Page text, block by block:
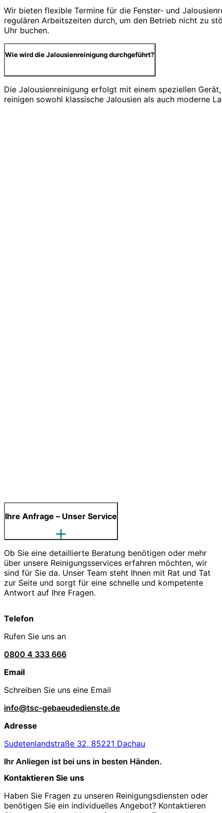
Wir bieten flexible Termine für die Fenster- und
regulären Arbeitszeiten durch, um den Betrieb nicht zu
Uhr buchen.
Wie wird die Jalousienreinigung durchgeführt?
Die Jalousienreinigung erfolgt mit einem speziellen
reinigen sowohl klassische Jalousien als auch moderne
Ihre Anfrage – Unser Service
Ob Sie eine detaillierte Beratung benötigen oder mehr
über unsere Reinigungsservices erfahren möchten, wir
sind für Sie da. Unser Team steht Ihnen mit Rat und Tat
zur Seite und sorgt für eine schnelle und kompetente
Antwort auf Ihre Fragen.
Telefon
Rufen Sie uns an
0800 4 333 666
Email
Schreiben Sie uns eine Email
info@tsc-gebaeudedienste.de
Adresse
Sudetenlandstraße 32, 85221 Dachau
Ihr Anliegen ist bei uns in besten Händen.
Kontaktieren Sie uns
Haben Sie Fragen zu unseren Reinigungsdiensten oder
benötigen Sie ein individuelles Angebot? Kontaktieren